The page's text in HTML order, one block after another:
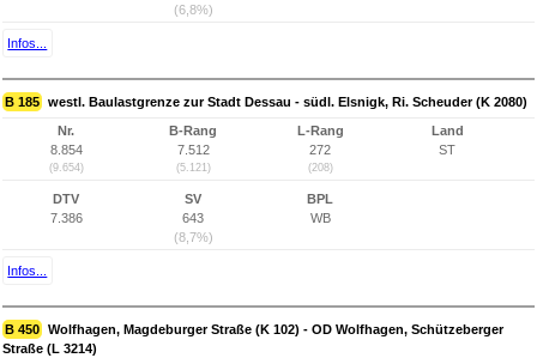
(6,8%)
Infos...
B 185 westl. Baulastgrenze zur Stadt Dessau - südl. Elsnigk, Ri. Scheuder (K 2080)
Nr.
8.854
(9.654)
B-Rang
7.512
(5.121)
L-Rang
272
(208)
Land
ST
DTV
7.386
SV
643
(8,7%)
BPL
WB
Infos...
B 450 Wolfhagen, Magdeburger Straße (K 102) - OD Wolfhagen, Schützeberger
Straße (L 3214)